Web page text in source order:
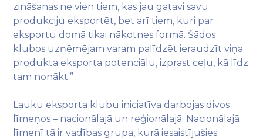
zināšanas ne vien tiem, kas jau gatavi savu
produkciju eksportēt, bet arī tiem, kuri par
eksportu domā tikai nākotnes formā. Šādos
klubos uzņēmējam varam palīdzēt ieraudzīt viņa
produkta eksporta potenciālu, izprast ceļu, kā līdz
tam nonākt.”
Lauku eksporta klubu iniciatīva darbojas divos
līmeņos – nacionālajā un reģionālajā. Nacionālajā
līmenī tā ir vadības grupa, kurā iesaistījušies